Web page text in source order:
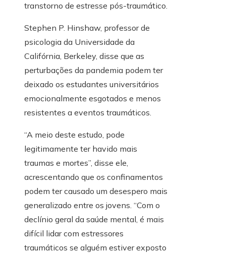
transtorno de estresse pós-traumático.
Stephen P. Hinshaw, professor de
psicologia da Universidade da
Califórnia, Berkeley, disse que as
perturbações da pandemia podem ter
deixado os estudantes universitários
emocionalmente esgotados e menos
resistentes a eventos traumáticos.
“A meio deste estudo, pode
legitimamente ter havido mais
traumas e mortes”, disse ele,
acrescentando que os confinamentos
podem ter causado um desespero mais
generalizado entre os jovens. “Com o
declínio geral da saúde mental, é mais
difícil lidar com estressores
traumáticos se alguém estiver exposto